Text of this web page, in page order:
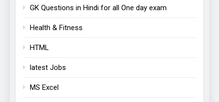
GK Questions in Hindi for all One day exam
Health & Fitness
HTML
latest Jobs
MS Excel